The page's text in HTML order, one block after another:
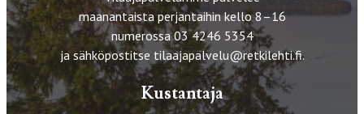
maanantaista perjantaihin kello 8–16
numerossa 03 4246 5354
ja sähköpostitse tilaajapalvelu@retkilehti.fi.
Kustantaja